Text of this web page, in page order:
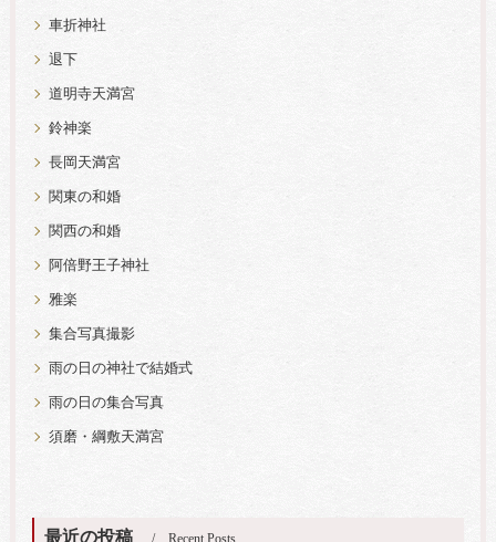
車折神社
退下
道明寺天満宮
鈴神楽
長岡天満宮
関東の和婚
関西の和婚
阿倍野王子神社
雅楽
集合写真撮影
雨の日の神社で結婚式
雨の日の集合写真
須磨・綱敷天満宮
最近の投稿 Recent Posts